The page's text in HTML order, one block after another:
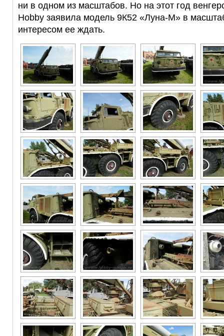
ни в одном из масштабов. Но на этот год
Hobby заявила модель 9К52 «Луна-М» в
интересом ее ждать.